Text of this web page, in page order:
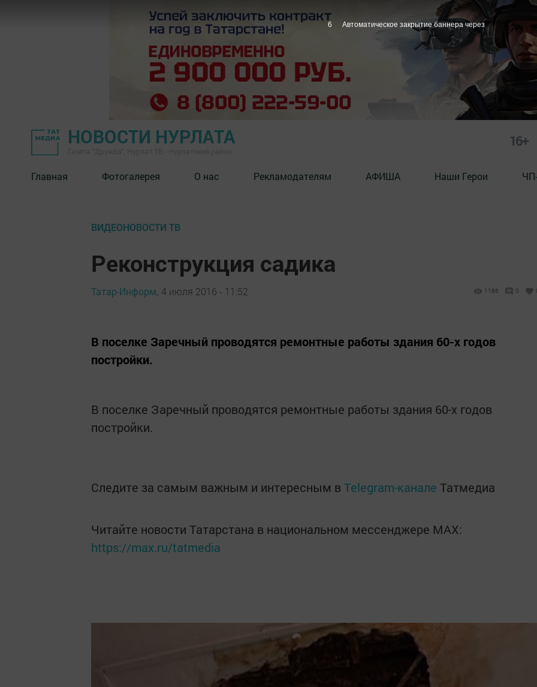
НОВОСТИ НУРЛАТА 16+
Главная Фотогалерея О нас Рекламодателям АФИША Наши Герои
ВИДЕОНОВОСТИ ТВ
Реконструкция садика
Татар-Информ, 4 июля 2016 - 11:52 1186 0
В поселке Заречный проводятся ремонтные работы здания 60-х годов
постройки.
В поселке Заречный проводятся ремонтные работы здания 60-х годов
постройки.
Следите за самым важным и интересным в Telegram-канале Татмедиа
Читайте новости Татарстана в национальном мессенджере MАХ:
https://max.ru/tatmedia
5 Автоматическое закрытие баннера через